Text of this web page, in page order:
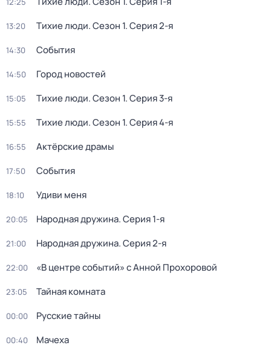
13:20 Тихие люди. Сезон 1. Серия 2-я
14:30 События
14:50 Город новостей
15:05 Тихие люди. Сезон 1. Серия 3-я
15:55 Тихие люди. Сезон 1. Серия 4-я
16:55 Актёрские драмы
17:50 События
18:10 Удиви меня
20:05 Народная дружина. Серия 1-я
21:00 Народная дружина. Серия 2-я
22:00 «В центре событий» с Анной Прохоровой
23:05 Тайная комната
00:00 Русские тайны
00:40 Мачеха